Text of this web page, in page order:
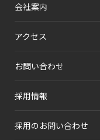
会社案内
アクセス
お問い合わせ
採用情報
採用のお問い合わせ